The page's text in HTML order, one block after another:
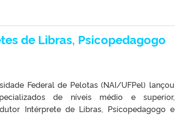
de Libras, Psicopedagogo
Federal de Pelotas (NAI/UFPel) lançou
de níveis médio e superior,
Intérprete de Libras, Psicopedagogo e